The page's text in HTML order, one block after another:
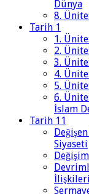
Dünya
8.
Tarih 1
1.
2.
3.
4.
5.
6.
İslam
Tarih 11
Siyaseti
İlişkileri